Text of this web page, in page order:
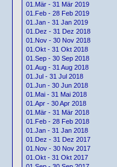
01.Mär - 31 Mär 2019
01.Feb - 28 Feb 2019
01.Jan - 31 Jan 2019
01.Dez - 31 Dez 2018
01.Nov - 30 Nov 2018
01.Okt - 31 Okt 2018
01.Sep - 30 Sep 2018
01.Aug - 31 Aug 2018
01.Jul - 31 Jul 2018
01.Jun - 30 Jun 2018
01.Mai - 31 Mai 2018
01.Apr - 30 Apr 2018
01.Mär - 31 Mär 2018
01.Feb - 28 Feb 2018
01.Jan - 31 Jan 2018
01.Dez - 31 Dez 2017
01.Nov - 30 Nov 2017
01.Okt - 31 Okt 2017